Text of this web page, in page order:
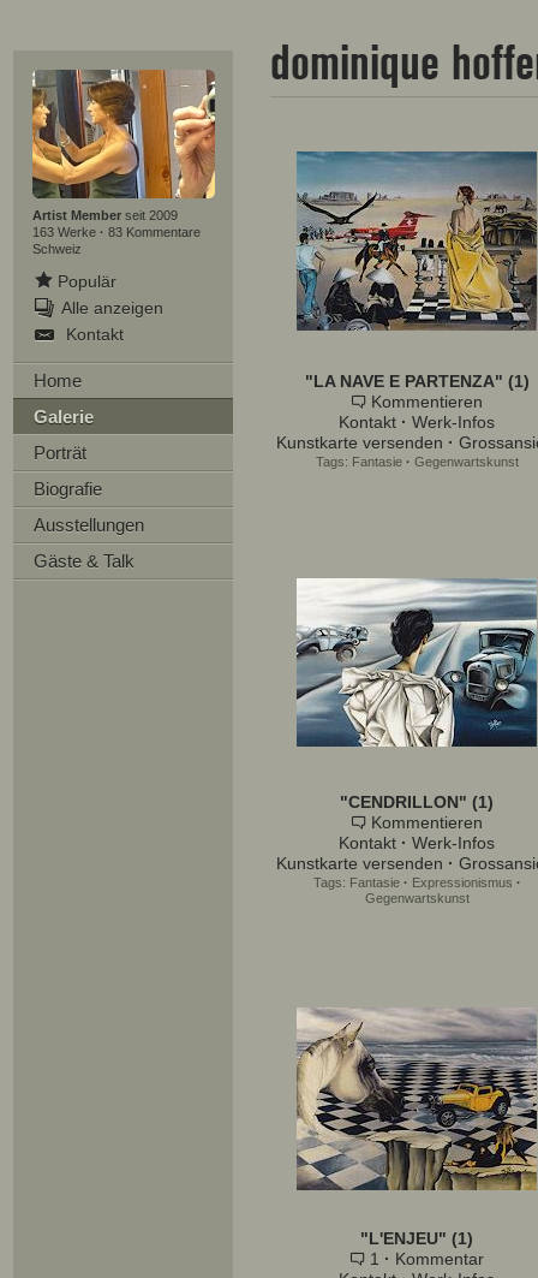
Artist Memberseit 2009
163 Werke · 83 Kommentare
Schweiz
Populär
Alle anzeigen
Kontakt
Home
Galerie
Porträt
Biografie
Ausstellungen
Gäste & Talk
dominique
"LA NAVE E PARTENZA" (1)
Kommentieren
Kontakt · Werk-Infos
Kunstkarte versenden ·
Tags: Fantasie · Gegenwartskunst
"CENDRILLON" (1)
Kommentieren
Kontakt · Werk-Infos
Kunstkarte versenden ·
Tags: Fantasie · Expressionismus ·
Gegenwartskunst
"L'ENJEU" (1)
1 · Kommentar